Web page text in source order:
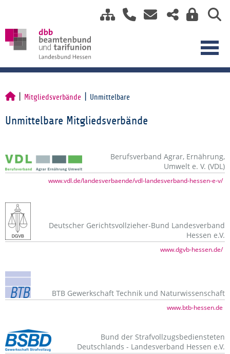
Mitgliedsverbände Unmittelbare
Unmittelbare Mitgliedsverbände
Berufsverband Agrar, Ernährung,
Umwelt e. V. (VDL)
www.vdl.de/landesverbaende/vdl-landesverband-hessen-e-v/
Deutscher Gerichtsvollzieher-Bund Landesverband
Hessen e.V.
www.dgvb-hessen.de/
BTB Gewerkschaft Technik und Naturwissenschaft
www.btb-hessen.de
Bund der Strafvollzugsbediensteten
Deutschlands - Landesverband Hessen e.V.